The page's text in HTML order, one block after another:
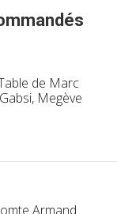
de Marc
Megève
Armand